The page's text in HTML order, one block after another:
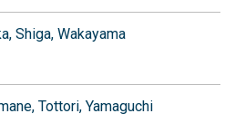
Shiga Wakayama
Tottori Yamaguchi